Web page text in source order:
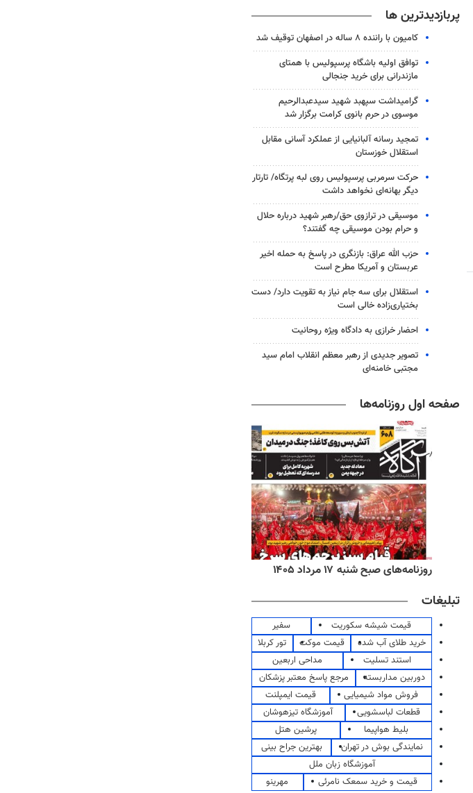
پربازدیدترین ها
کامیون با راننده ۸ ساله در اصفهان توقیف شد
توافق اولیه باشگاه پرسپولیس با همتای
مازندرانی برای خرید جنجالی
گرامیداشت سپهبد شهید سیدعبدالرحیم
موسوی در حرم بانوی کرامت برگزار شد
تمجید رسانه آلبانیایی از عملکرد آسانی مقابل
استقلال خوزستان
حرکت سرمربی پرسپولیس روی لبه پرتگاه/ تارتار
دیگر بهانه‌ای نخواهد داشت
موسیقی در ترازوی حق/رهبر شهید درباره حلال
و حرام بودن موسیقی چه گفتند؟
حزب الله عراق: بازنگری در پاسخ به حمله اخیر
عربستان و آمریکا مطرح است
استقلال برای سه جام نیاز به تقویت دارد/ دست
بختیاری‌زاده خالی است
احضار خرازی به دادگاه ویژه روحانیت
تصویر جدیدی از رهبر معظم انقلاب امام سید
مجتبی خامنه‌ای
صفحه اول روزنامه‌ها
روزنامه‌های صبح شنبه ۱۷ مرداد ۱۴۰۵
تبلیغات
قیمت شیشه سکوریت
سفیر
خرید طلای آب شده
قیمت موکت
تور کربلا
استند تسلیت
مداحی اربعین
دوربین مداربسته
مرجع پاسخ معتبر پزشکان
فروش مواد شیمیایی
قیمت ایمپلنت
قطعات لباسشویی
آموزشگاه تیزهوشان
بلیط هواپیما
پرشین هتل
نمایندگی بوش در تهران
بهترین جراح بینی
آموزشگاه زبان ملل
قیمت و خرید سمعک نامرئی
مهرینو